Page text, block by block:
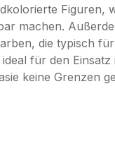
Figuren,
machen.
die typisch
für den
keine Grenzen